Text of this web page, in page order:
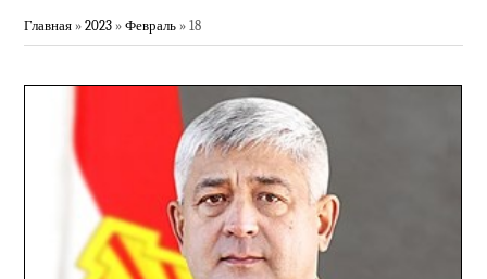
Главная »2023 » Февраль » 18